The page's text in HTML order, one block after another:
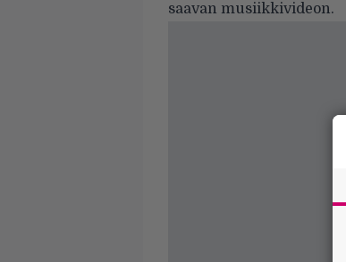
saavan musiikkivideon.